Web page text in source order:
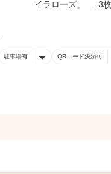
駐車場有 QRコード決済可